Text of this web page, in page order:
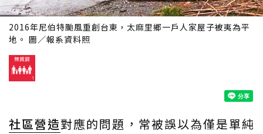
2016年尼伯特颱風重創台東，太麻里鄉一戶人家屋子被夷為平
地。 圖／報系資料照
社區營造對應的問題，常被誤以為僅是單純